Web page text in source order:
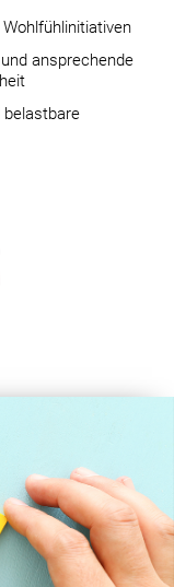
ansprechende
belastbare